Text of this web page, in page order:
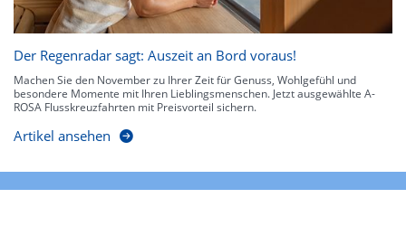
Der Regenradar sagt: Auszeit an Bord voraus!
Machen Sie den November zu Ihrer Zeit für Genuss, Wohlgefühl und
besondere Momente mit Ihren Lieblingsmenschen. Jetzt ausgewählte A-
ROSA Flusskreuzfahrten mit Preisvorteil sichern.
Artikel ansehen